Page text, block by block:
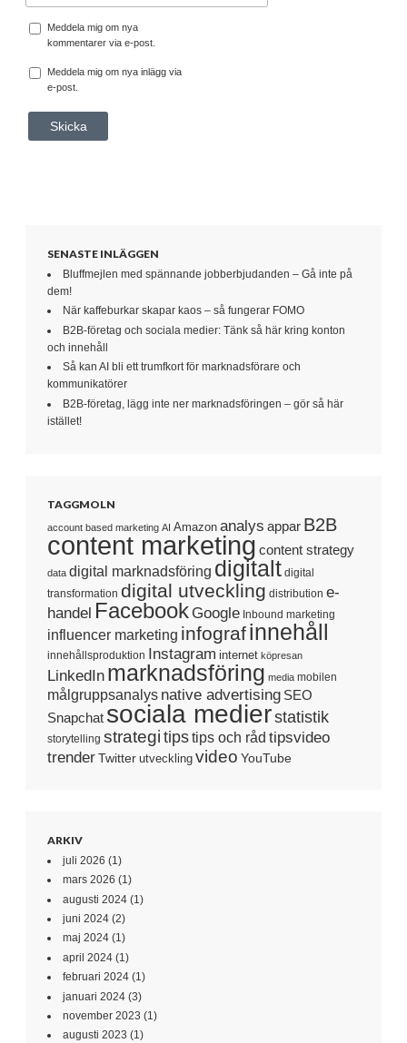
Meddela mig om nya
kommentarer via e-post.
Meddela mig om nya inlägg via
e-post.
SENASTE INLÄGGEN
Bluffmejlen med spännande jobberbjudanden – Gå inte på
dem!
När kaffeburkar skapar kaos – så fungerar FOMO
B2B-företag och sociala medier: Tänk så här kring konton
och innehåll
Så kan AI bli ett trumfkort för marknadsförare och
kommunikatörer
B2B-företag, lägg inte ner marknadsföringen – gör så här
istället!
TAGGMOLN
account based marketing AI Amazon analys appar B2B
content marketing content strategy
data digital marknadsföring digitalt digital
transformation digital utveckling distribution e-
handel Facebook Google Inbound marketing
influencer marketing infografinnehåll
innehållsproduktion Instagram internet köpresan
LinkedIn marknadsföring media mobilen
målgruppsanalys native advertising SEO
Snapchat sociala medierstatistik
storytelling strategi tipstips och råd tipsvideo
trenderTwitter utveckling video YouTube
ARKIV
juli 2026 (1)
mars 2026 (1)
augusti 2024 (1)
juni 2024 (2)
maj 2024 (1)
april 2024 (1)
februari 2024 (1)
januari 2024 (3)
november 2023 (1)
augusti 2023 (1)